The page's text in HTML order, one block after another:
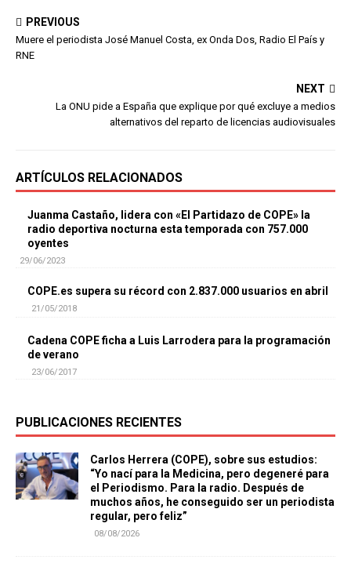
PREVIOUS
Muere el periodista José Manuel Costa, ex Onda Dos, Radio El País y
RNE
NEXT
La ONU pide a España que explique por qué excluye a medios
alternativos del reparto de licencias audiovisuales
ARTÍCULOS RELACIONADOS
Juanma Castaño, lidera con «El Partidazo de COPE» la
radio deportiva nocturna esta temporada con 757.000
oyentes
29/06/2023
COPE.es supera su récord con 2.837.000 usuarios en abril
21/05/2018
Cadena COPE ficha a Luis Larrodera para la programación
de verano
23/06/2017
PUBLICACIONES RECIENTES
Carlos Herrera (COPE), sobre sus estudios:
“Yo nací para la Medicina, pero degeneré para
el Periodismo. Para la radio. Después de
muchos años, he conseguido ser un periodista
regular, pero feliz”
08/08/2026